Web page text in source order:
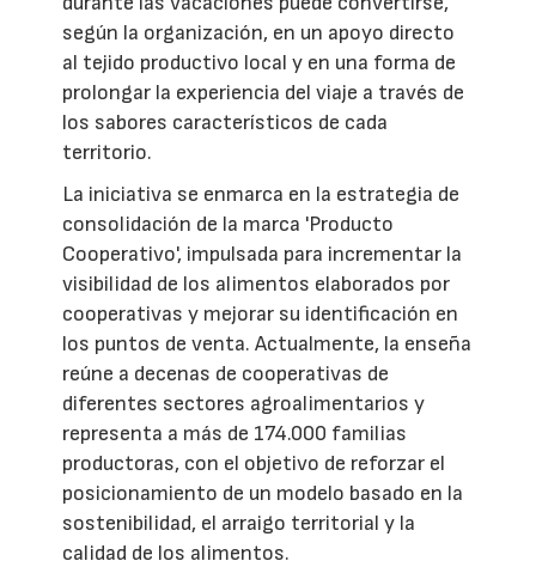
según la organización, en un apoyo directo
al tejido productivo local y en una forma de
prolongar la experiencia del viaje a través de
los sabores característicos de cada
territorio.
La iniciativa se enmarca en la estrategia de
consolidación de la marca 'Producto
Cooperativo', impulsada para incrementar la
visibilidad de los alimentos elaborados por
cooperativas y mejorar su identificación en
los puntos de venta. Actualmente, la enseña
reúne a decenas de cooperativas de
diferentes sectores agroalimentarios y
representa a más de 174.000 familias
productoras, con el objetivo de reforzar el
posicionamiento de un modelo basado en la
sostenibilidad, el arraigo territorial y la
calidad de los alimentos.